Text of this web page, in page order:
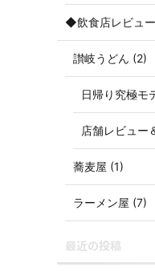
◆飲食店レビュ
讃岐うどん (2)
日帰り究極モ
店舗レビュー
蕎麦屋 (1)
ラーメン屋 (7)
最近の投稿